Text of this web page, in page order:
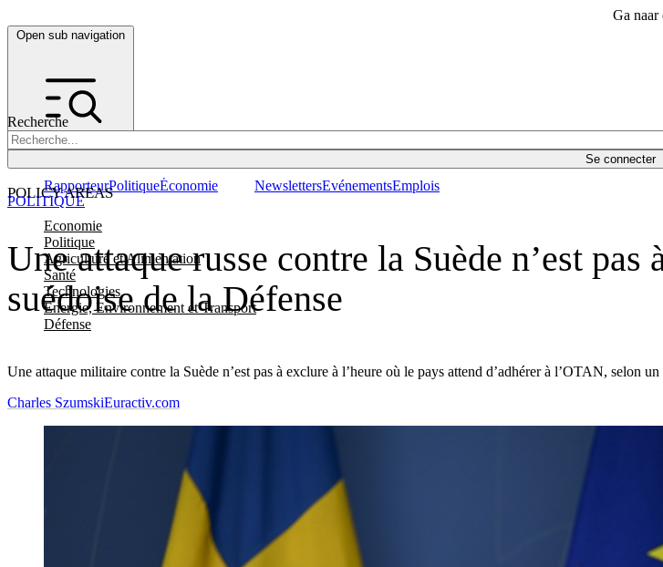
Ga naar
Open sub navigation
Recherche
Se connecter
POLICY AREAS
Economie
Politique
Agriculture et Alimentation
Santé
Technologies
Energie, Environnement et Transport
Défense
RapporteurPolitiqueÉconomie NewslettersEvénementsEmplois
Une attaque russe contre la Suède n’est
suédoise de la Défense
Une attaque militaire contre la Suède n’est pas à exclure à l’heure où le pays attend d’adhérer à l’OTAN, selon
POLITIQUE
Charles SzumskiEuractiv.com